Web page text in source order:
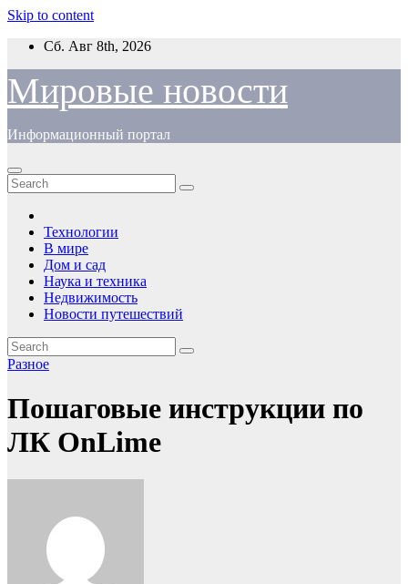
Skip to content
Сб. Авг 8th, 2026
Мировые новости
Информационный портал
Технологии
В мире
Дом и сад
Наука и техника
Недвижимость
Новости путешествий
Разное
Пошаговые инструкции по
ЛК OnLime